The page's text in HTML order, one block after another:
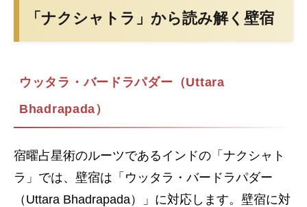
解説...
「ナクシャトラ」から読み解く壁宿
ウッタラ・バードラパダー（Uttara
Bhadrapada）
宿曜占星術のルーツであるインドの「ナクシャト
ラ」では、壁宿は「ウッタラ・バードラパダー
（Uttara Bhadrapada）」に対応します。壁宿に対